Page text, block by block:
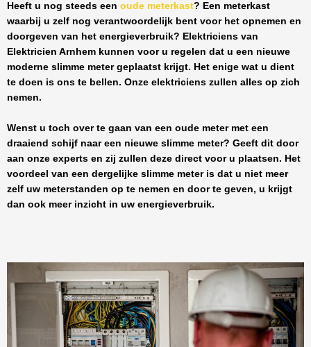
Heeft u nog steeds een oude meterkast? Een meterkast
waarbij u zelf nog verantwoordelijk bent voor het opnemen en
doorgeven van het energieverbruik? Elektriciens van
Elektricien Arnhem kunnen voor u regelen dat u een nieuwe
moderne slimme meter geplaatst krijgt. Het enige wat u dient
te doen is ons te bellen. Onze elektriciens zullen alles op zich
nemen.
Wenst u toch over te gaan van een oude meter met een
draaiend schijf naar een nieuwe slimme meter? Geeft dit door
aan onze experts en zij zullen deze direct voor u plaatsen. Het
voordeel van een dergelijke slimme meter is dat u niet meer
zelf uw meterstanden op te nemen en door te geven, u krijgt
dan ook meer inzicht in uw energieverbruik.